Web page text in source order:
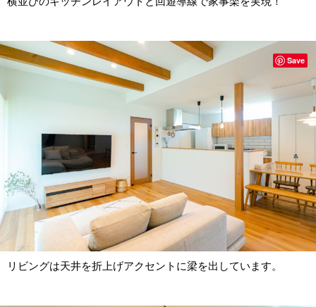
リビングは天井を折上げアクセントに梁を出しています。
Save